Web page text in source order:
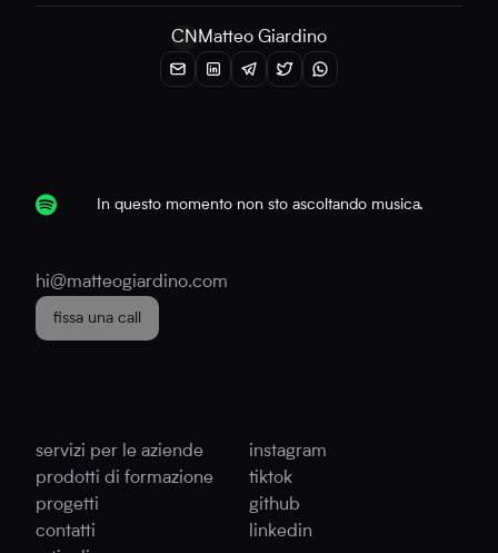
CNMatteo Giardino
In questo momento non sto ascoltando musica.
hi@matteogiardino.com
fissa una call
servizi per le aziende
prodotti di formazione
progetti
contatti
instagram
tiktok
github
linkedin